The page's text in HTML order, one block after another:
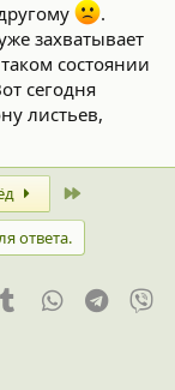
.
захватывает
состоянии
сегодня
листьев,
ответа.
Tumblr WhatsApp